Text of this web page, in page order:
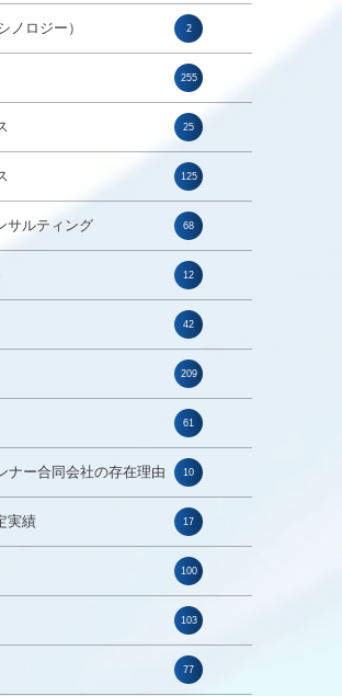
ノロジー） 2
255
25
125
サルティング 68
12
42
209
61
ナー合同会社の存在理由 10
実績 17
100
103
77